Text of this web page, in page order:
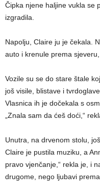
Čipka njene haljine vukla se
izgradila.
Napolju, Claire ju je čekala.
auto i krenule prema
Vozile su se do stare štale
još visile, blistave i
Vlasnica ih je dočekala s
„Znala sam da ćeš doći,“
Unutra, na drvenom stolu,
Claire je pustila muziku, a
pravo vjenčanje,“ rekla je, i
drugome, nego ljubavi prema